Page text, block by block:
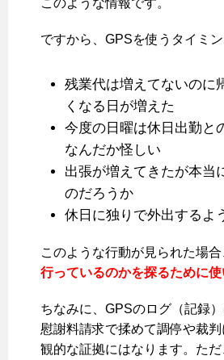
このような情報です。
ですから、GPSを使うタイミン
残業代は増えてないのに
くなる日が増えた
今度の日曜は休日出勤と
なんだか怪しい
出張が増えてきたが本当
のだろうか
休日に独りで外出するよ
このような行動が見られた場合
行っているのかを探るために使
ちなみに、GPSのログ（記録
慰謝料請求で揉めて調停や裁
観的な証拠にはなります。た